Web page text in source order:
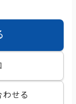
わせる